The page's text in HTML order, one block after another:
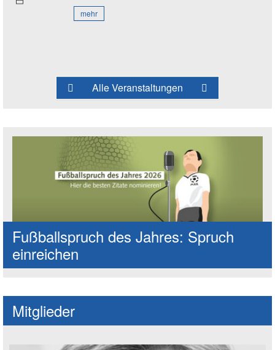
mehr
Alle Veranstaltungen
Fußballspruch des Jahres: Spruch
einreichen
Mitglieder